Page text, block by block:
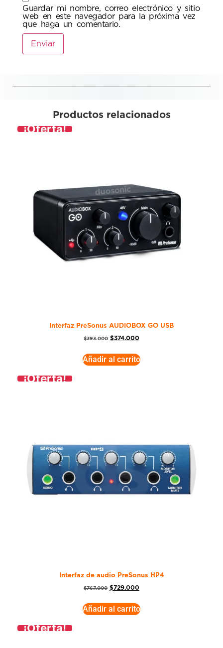
Guardar mi nombre, correo electrónico y sitio
web en este navegador para la próxima vez
que haga un comentario.
Productos relacionados
¡Oferta!
Interfaz PreSonus AUDIOBOX GO USB
$393.000 $374.000
Añadir al carrito
¡Oferta!
Interfaz de audio PreSonus HP4
$767.000 $729.000
Añadir al carrito
¡Oferta!